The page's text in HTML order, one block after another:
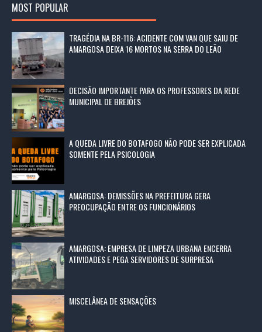
MOST POPULAR
TRAGÉDIA NA BR-116: ACIDENTE COM VAN QUE SAIU DE
AMARGOSA DEIXA 16 MORTOS NA SERRA DO LEÃO
DECISÃO IMPORTANTE PARA OS PROFESSORES DA REDE
MUNICIPAL DE BREJÕES
A QUEDA LIVRE DO BOTAFOGO NÃO PODE SER EXPLICADA
SOMENTE PELA PSICOLOGIA
AMARGOSA: DEMISSÕES NA PREFEITURA GERA
PREOCUPAÇÃO ENTRE OS FUNCIONÁRIOS
AMARGOSA: EMPRESA DE LIMPEZA URBANA ENCERRA
ATIVIDADES E PEGA SERVIDORES DE SURPRESA
MISCELÂNEA DE SENSAÇÕES